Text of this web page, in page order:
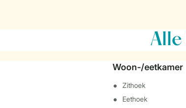
Alle
Woon-/eetkamer
Zithoek
Eethoek